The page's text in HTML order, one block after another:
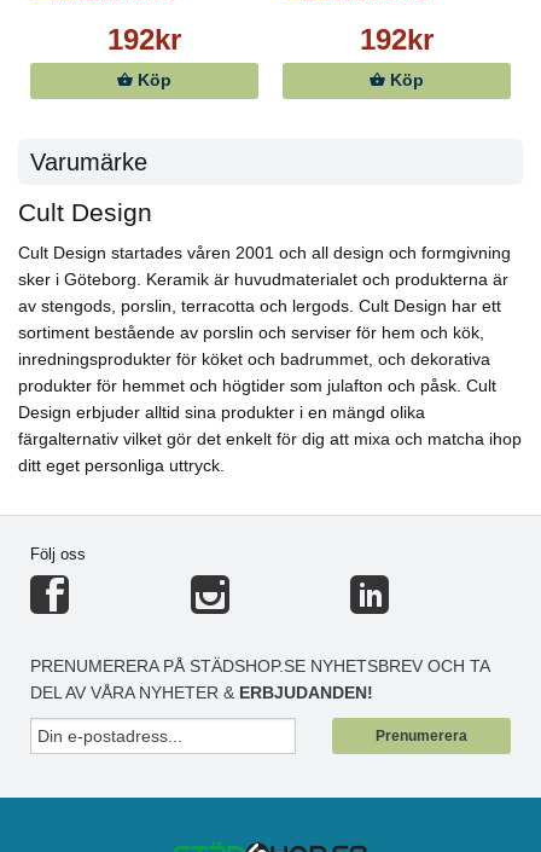
192kr
Köp
192kr
Köp
Varumärke
Cult Design
Cult Design startades våren 2001 och all design och formgivning
sker i Göteborg. Keramik är huvudmaterialet och produkterna är
av stengods, porslin, terracotta och lergods. Cult Design har ett
sortiment bestående av porslin och serviser för hem och kök,
inredningsprodukter för köket och badrummet, och dekorativa
produkter för hemmet och högtider som julafton och påsk. Cult
Design erbjuder alltid sina produkter i en mängd olika
färgalternativ vilket gör det enkelt för dig att mixa och matcha ihop
ditt eget personliga uttryck.
Följ oss
PRENUMERERA PÅ STÄDSHOP.SE NYHETSBREV OCH TA
DEL AV VÅRA NYHETER & ERBJUDANDEN!
Prenumerera